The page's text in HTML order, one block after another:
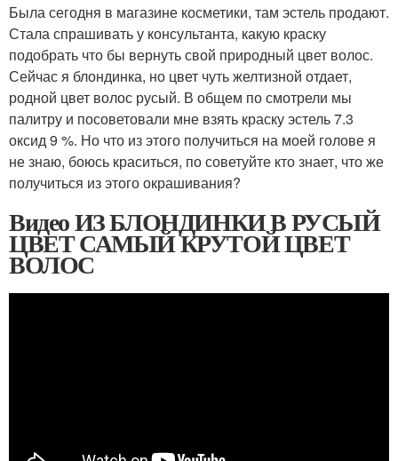
Была сегодня в магазине косметики, там эстель продают.
Стала спрашивать у консультанта, какую краску
подобрать что бы вернуть свой природный цвет волос.
Сейчас я блондинка, но цвет чуть желтизной отдает,
родной цвет волос русый. В общем по смотрели мы
палитру и посоветовали мне взять краску эстель 7.3
оксид 9 %. Но что из этого получиться на моей голове я
не знаю, боюсь краситься, по советуйте кто знает, что же
получиться из этого окрашивания?
Видео ИЗ БЛОНДИНКИ В РУСЫЙ
ЦВЕТ САМЫЙ КРУТОЙ ЦВЕТ
ВОЛОС